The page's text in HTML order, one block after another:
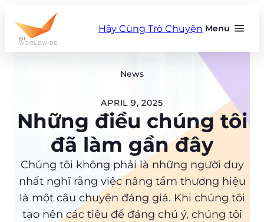
content
Menu
Hãy Cùng Trò Chuyện
News
APRIL 9, 2025
Những điều chúng tôi
đã làm gần đây
Chúng tôi không phải là những người duy
nhất nghĩ rằng việc nâng tầm thương hiệu
là một câu chuyện đáng giá. Khi chúng tôi
tạo nên các tiêu đề đáng chú ý, chúng tôi